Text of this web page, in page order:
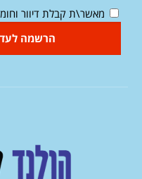
מאשר\ת קבלת דיוור
הרשמה